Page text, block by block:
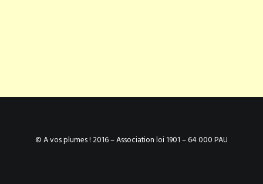
© A vos plumes ! 2016 – Association loi 1901 – 64 000 PAU